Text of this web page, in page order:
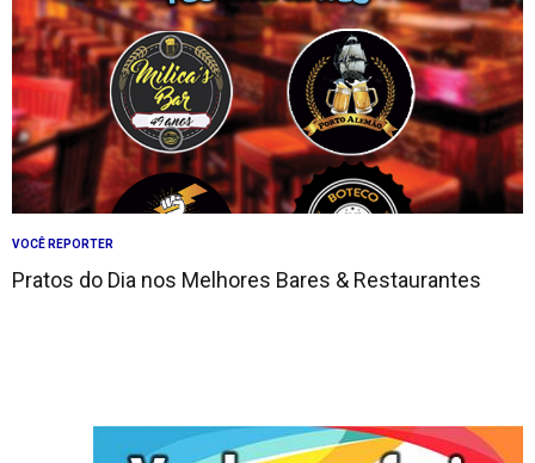
VOCÊ REPORTER
Pratos do Dia nos Melhores Bares & Restaurantes